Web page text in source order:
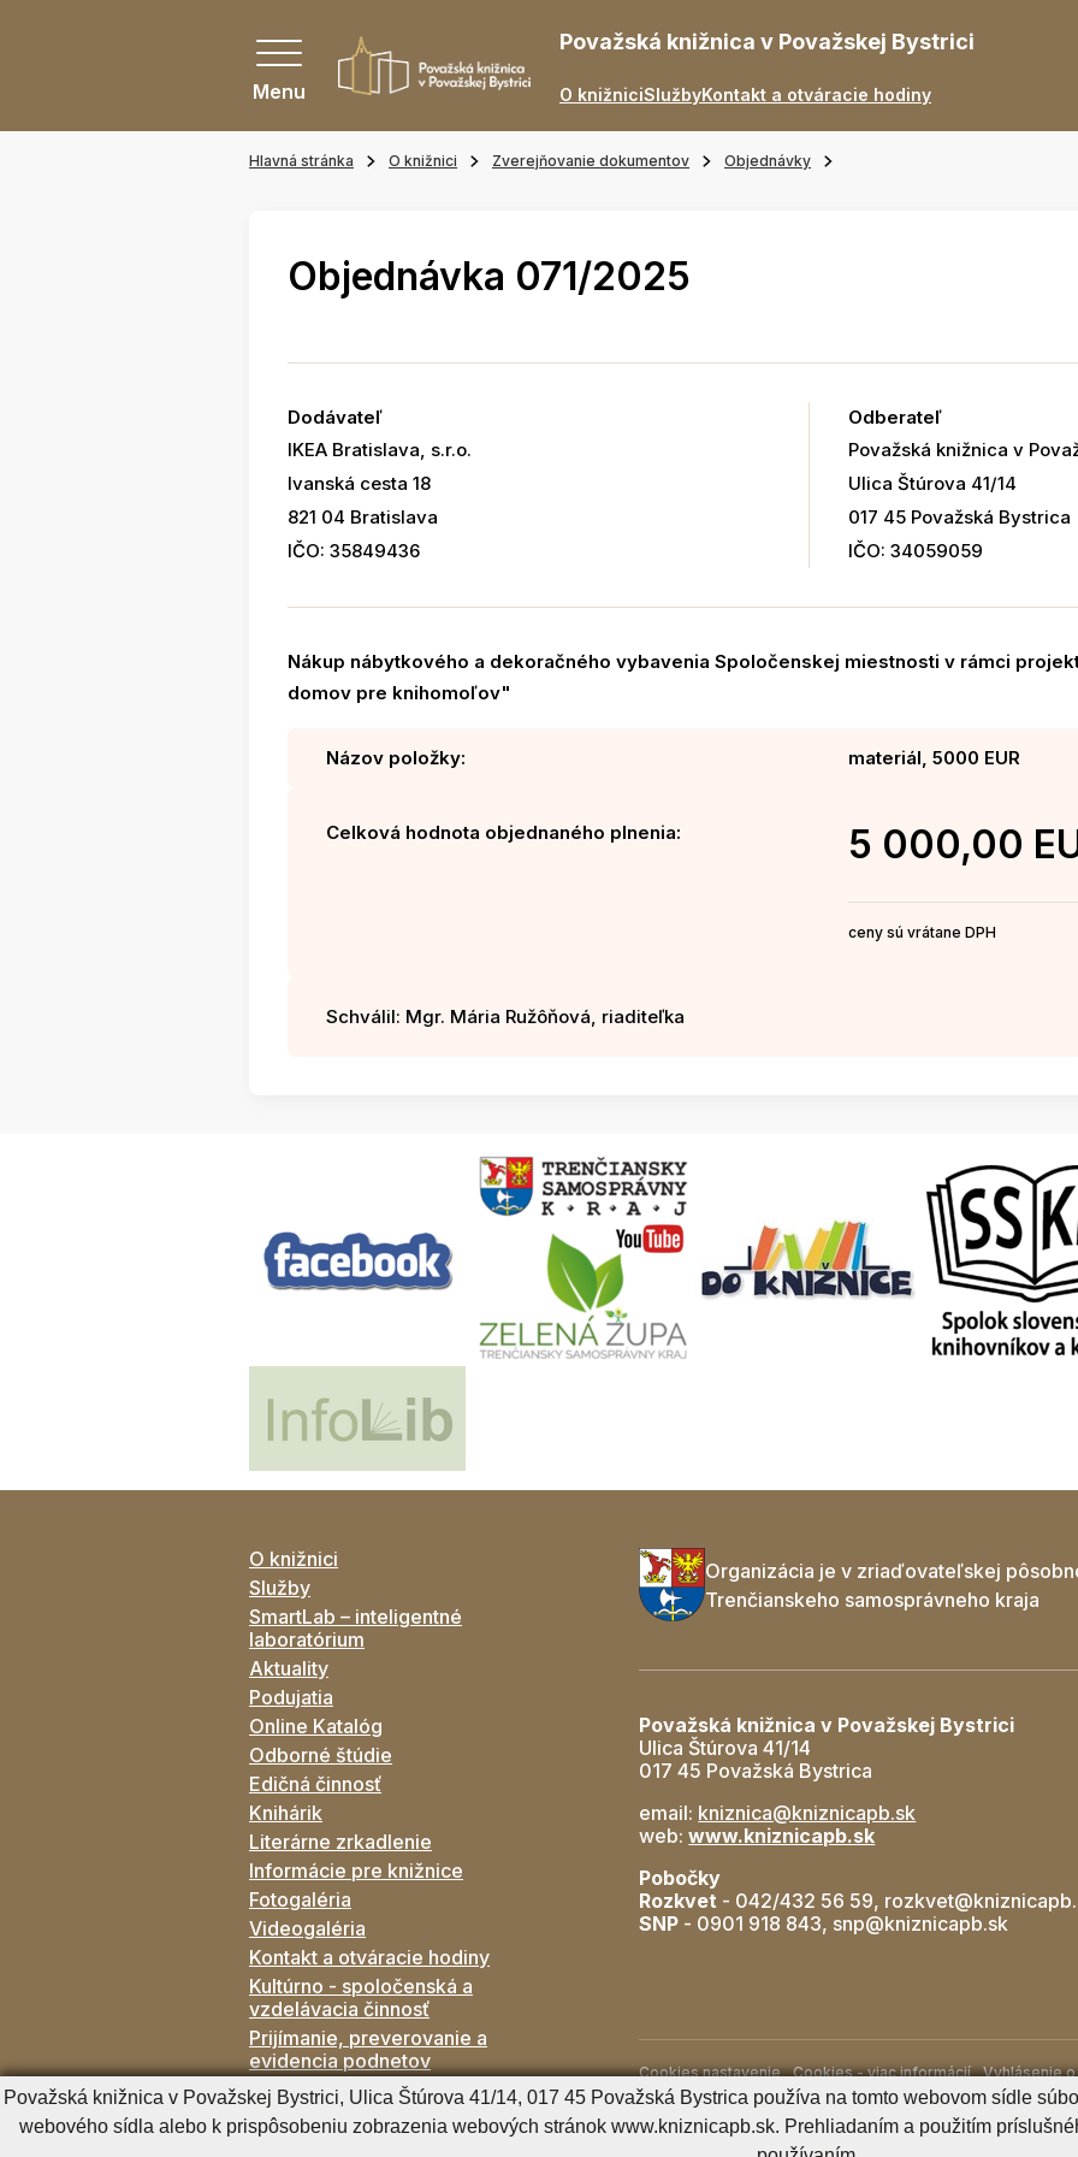
Menu
Považská knižnica v Považskej Bystrici
O knižniciSlužbyKontakt a otváracie hodiny
Hlavná stránka O knižnici Zverejňovanie dokumentov Objednávky
Objednávka 071/2025
Dodávateľ
IKEA Bratislava, s.r.o.
Ivanská cesta 18
821 04 Bratislava
IČO: 35849436
Odberateľ
Považská knižnica v
Ulica Štúrova 41/14
017 45 Považská Bystrica
IČO: 34059059
Nákup nábytkového a dekoračného vybavenia Spoločenskej miestnosti v rámci
domov pre knihomoľov"
Názov položky: materiál, 5000 EUR
Celková hodnota objednaného plnenia: 5 000,00
ceny sú vrátane DPH
Schválil: Mgr. Mária Ružôňová, riaditeľka
O knižnici
Služby
SmartLab – inteligentné
laboratórium
Aktuality
Podujatia
Online Katalóg
Odborné štúdie
Edičná činnosť
Knihárik
Literárne zrkadlenie
Informácie pre knižnice
Fotogaléria
Videogaléria
Kontakt a otváracie hodiny
Kultúrno - spoločenská a
vzdelávacia činnosť
Prijímanie, preverovanie a
evidencia podnetov
Verejné Obstarávanie
Organizácia je v zriaďovateľskej
Trenčianskeho samosprávneho kraja
Považská knižnica v Považskej Bystrici
Ulica Štúrova 41/14
017 45 Považská Bystrica
email: kniznica@kniznicapb.sk
web:www.kniznicapb.sk
Pobočky
Rozkvet - 042/432 56 59,
SNP - 0901 918 843, snp@kniznicapb.sk
Cookies nastavenie Cookies - viac informácií
Vyhlásenie
Správca obsahu
Považská knižnica v Považskej Bystrici, Ulica Štúrova 41/14, 017 45 Považská Bystrica používa na tomto webovom sídle
webového sídla alebo k prispôsobeniu zobrazenia webových stránok www.kniznicapb.sk. Prehliadaním a použitím